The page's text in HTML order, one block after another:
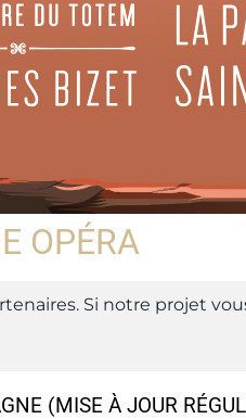
OPÉRA
Si notre projet
(MISE À JOUR